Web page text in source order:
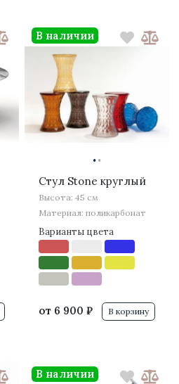
··
Стул Stone круглый
Высота: 45 см
Материал: поликарбонат
Варианты цвета
от 6 900 ₽
В наличии
В корзину
В наличии